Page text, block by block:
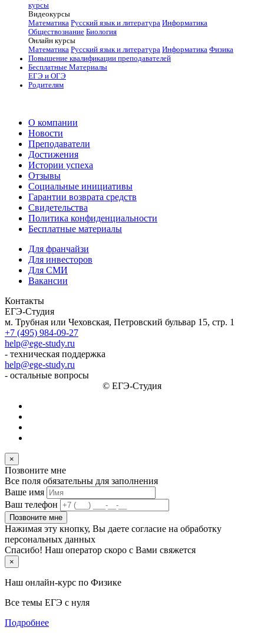
курсы
Видеокурсы
Математика Русский язык и литература Информатика
Обществознание Биология
Онлайн курсы
Математика Русский язык и литература Информатика Физика
Повышение квалификации преподавателей
Бесплатные Материалы
ЕГЭ и ОГЭ
Родителям
О компании
Новости
Преподаватели
Достижения
Истории успеха
Отзывы
Социальные инициативы
Гарантии возврата средств
Свидетельства
Политика конфиденциальности
Бесплатные материалы
Для франчайзи
Для инвесторов
Для СМИ
Вакансии
Контакты
ЕГЭ-Студия
м. Трубная или Чеховская, Петровский бульвар 15, стр. 1
+7 (495) 984-09-27
help@ege-study.ru
- техническая поддержка
help@ege-study.ru
- остальные вопросы
© ЕГЭ-Студия
×
Позвоните мне
Все поля обязательны для заполнения
Ваше имя
Ваш телефон
Позвоните мне
Нажимая эту кнопку, Вы даете согласие на обработку
персональных данных
Спасибо! Наш оператор скоро с Вами свяжется
×
Наш онлайн-курс по Физике
Все темы ЕГЭ с нуля
Подробнее